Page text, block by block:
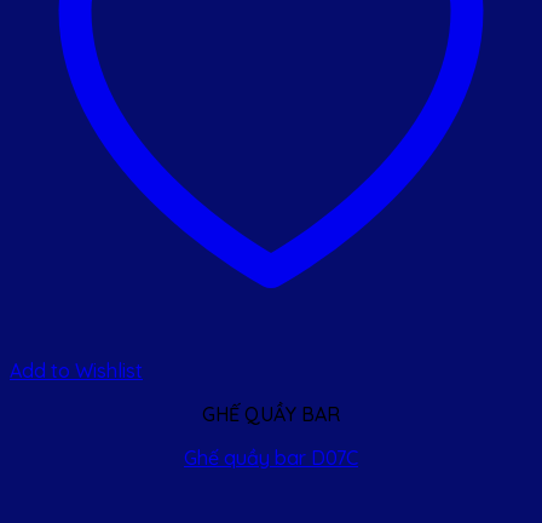
Add to Wishlist
GHẾ QUẦY BAR
Ghế quầy bar D07C